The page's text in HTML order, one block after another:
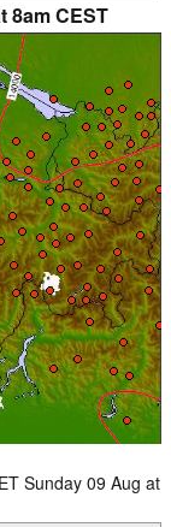
8am CEST
Sunday 09 Aug at